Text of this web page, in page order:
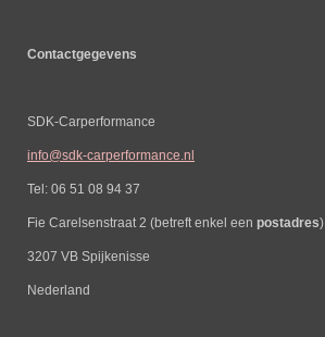
Contactgegevens
SDK-Carperformance
info@sdk-carperformance.nl
Tel: 06 51 08 94 37
Fie Carelsenstraat 2 (betreft enkel een postadres)
3207 VB Spijkenisse
Nederland